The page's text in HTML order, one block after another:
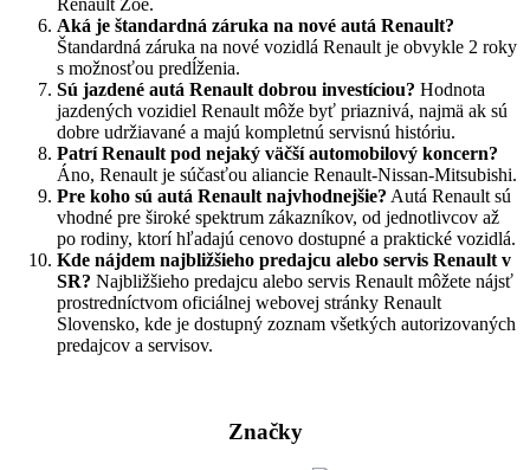
Renault Zoe.
Aká je štandardná záruka na nové autá Renault?
Štandardná záruka na nové vozidlá Renault je obvykle 2 roky
s možnosťou predĺženia.
Sú jazdené autá Renault dobrou investíciou? Hodnota
jazdených vozidiel Renault môže byť priaznivá, najmä ak sú
dobre udržiavané a majú kompletnú servisnú históriu.
Patrí Renault pod nejaký väčší automobilový koncern?
Áno, Renault je súčasťou aliancie Renault-Nissan-Mitsubishi.
Pre koho sú autá Renault najvhodnejšie? Autá Renault sú
vhodné pre široké spektrum zákazníkov, od jednotlivcov až
po rodiny, ktorí hľadajú cenovo dostupné a praktické vozidlá.
Kde nájdem najbližšieho predajcu alebo servis Renault v
SR? Najbližšieho predajcu alebo servis Renault môžete nájsť
prostredníctvom oficiálnej webovej stránky Renault
Slovensko, kde je dostupný zoznam všetkých autorizovaných
predajcov a servisov.
Značky